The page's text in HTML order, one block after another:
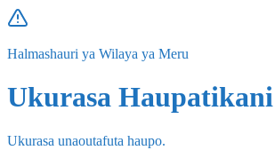
Halmashauri ya Wilaya ya Meru
Ukurasa Haupatikani
Ukurasa unaoutafuta haupo.